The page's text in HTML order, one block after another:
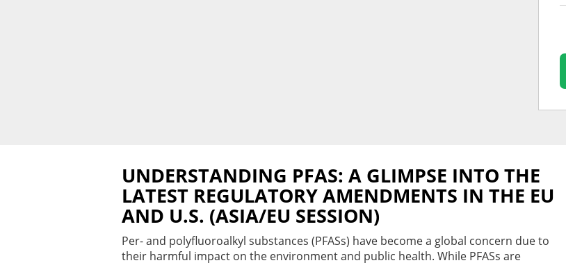
Xem Ngay Theo Yêu Cầu EN
3 PROVEN STRATEGIES TO BUILD SUPPLIER TRUST AND REDUCE COSTS IN
UNDERSTANDING PFAS: A GLIMPSE INTO THE
LATEST REGULATORY AMENDMENTS IN THE EU
AND U.S. (ASIA/EU SESSION)
Per- and polyfluoroalkyl substances (PFASs) have become a global concern due to
their harmful impact on the environment and public health. While PFASs are